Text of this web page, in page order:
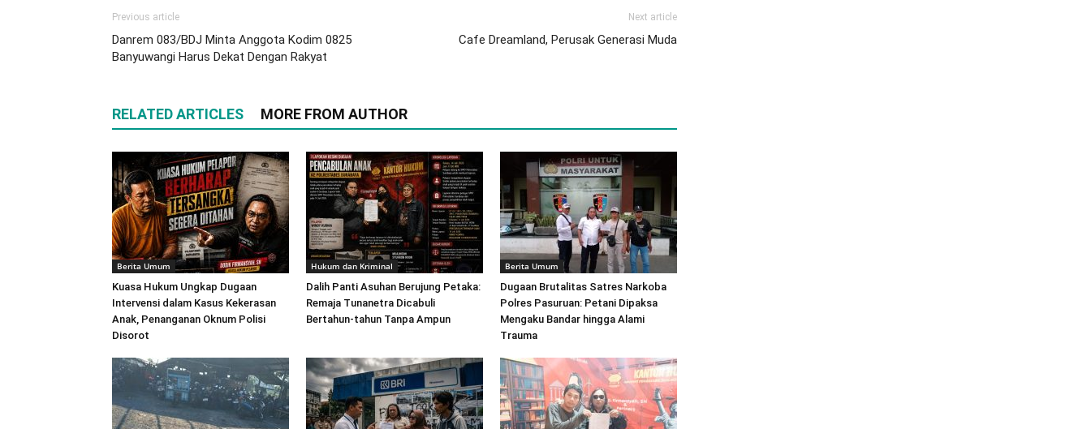
Previous article
Danrem 083/BDJ Minta Anggota Kodim 0825
Banyuwangi Harus Dekat Dengan Rakyat
Next article
Cafe Dreamland, Perusak Generasi Muda
RELATED ARTICLES MORE FROM AUTHOR
Berita Umum
Kuasa Hukum Ungkap Dugaan
Intervensi dalam Kasus Kekerasan
Anak, Penanganan Oknum Polisi
Disorot
Hukum dan Kriminal
Dalih Panti Asuhan Berujung Petaka:
Remaja Tunanetra Dicabuli
Bertahun-tahun Tanpa Ampun
Berita Umum
Dugaan Brutalitas Satres Narkoba
Polres Pasuruan: Petani Dipaksa
Mengaku Bandar hingga Alami
Trauma